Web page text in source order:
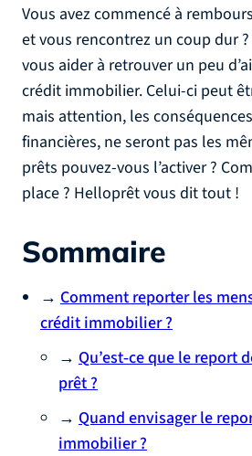
Vous avez commencé à
et vous rencontrez un coup dur
vous aider à retrouver un peu
crédit immobilier. Celui-ci peut
mais attention, les
financières, ne seront pas les
prêts pouvez-vous l’activer ?
place ? Helloprêt vous dit tout !
Sommaire
→ Comment reporter les
crédit immobilier ?
→ Qu’est‑ce que le report
prêt ?
→ Quand envisager le
immobilier ?